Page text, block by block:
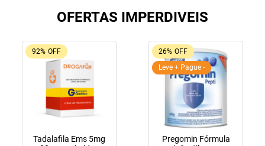
OFERTAS IMPERDIVEIS
92% OFF
Tadalafila Ems 5mg
26% OFF
Leve + Pague -
Pregomin Fórmula